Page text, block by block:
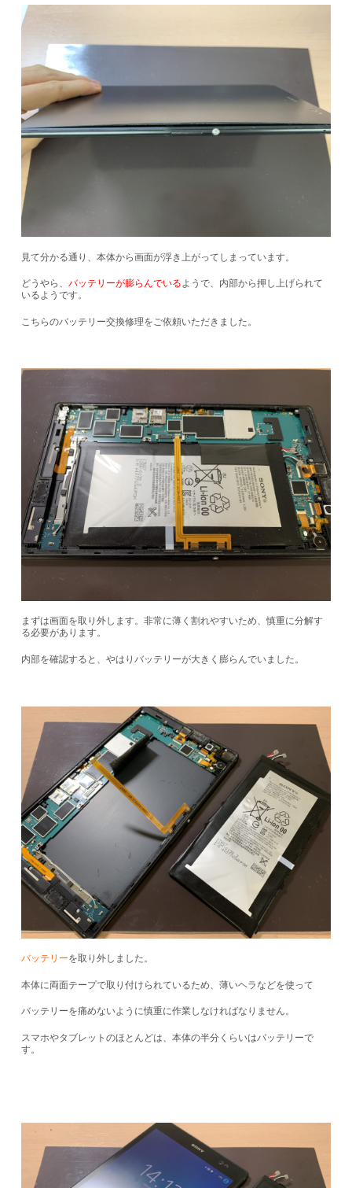
見て分かる通り、本体から画面が浮き上がってしまっています。
どうやら、バッテリーが膨らんでいるようで、内部から押し上げられて
いるようです。
こちらのバッテリー交換修理をご依頼いただきました。
まずは画面を取り外します。非常に薄く割れやすいため、慎重に分解す
る必要があります。
内部を確認すると、やはりバッテリーが大きく膨らんでいました。
バッテリーを取り外しました。
本体に両面テープで取り付けられているため、薄いヘラなどを使って
バッテリーを痛めないように慎重に作業しなければなりません。
スマホやタブレットのほとんどは、本体の半分くらいはバッテリーで
す。